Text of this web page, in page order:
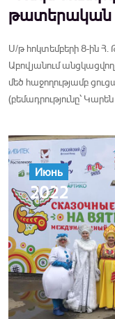
Ս/թ հոկտեմբերի 8-ին
Աբովյանում
մեծ հաջողությամբ
(բեմադրությունը՝
Июнь
2022